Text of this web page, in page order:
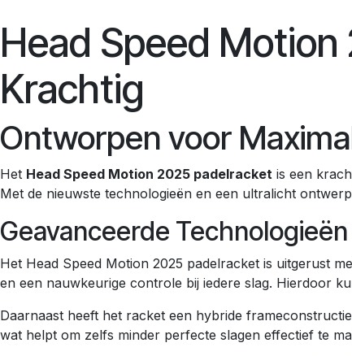
Head Speed
Krachtig
Ontworpen voor
Het Head Speed Motion 2025 padelracket is een
Met de nieuwste technologieën en een ultralicht
Geavanceerde
Het Head Speed Motion 2025 padelracket is uitgerust
en een nauwkeurige controle bij iedere slag. Hierdoor
Daarnaast heeft het racket een hybride
wat helpt om zelfs minder perfecte slagen effectief te